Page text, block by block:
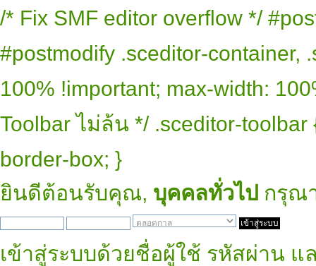
/* Fix SMF editor overflow */
#postmodify .sceditor-container,
100% !important; max-width:
Toolbar ไม่ล้น */ .sceditor-
border-box; }
ยินดีต้อนรับคุณ, บุคคลทั่วไป กรุณ
เข้าสู่ระบบด้วยชื่อผู้ใช้ รหัสผ่าน แ